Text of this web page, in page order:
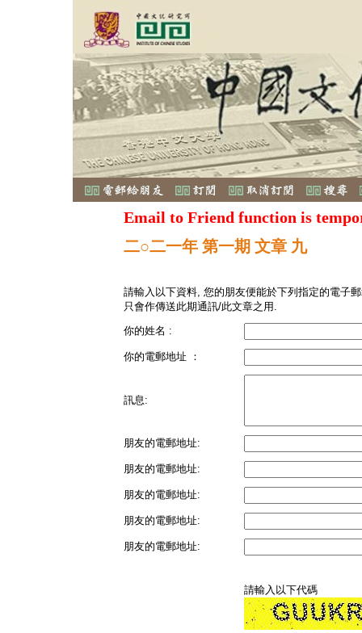
Email to Friend function is
二○二一年 第一期 文章 九
請輸入以下資料, 您的朋友便能於下列指定的電子
只會作傳送此期通訊/此文章之用.
你的姓名 :
你的電郵地址 ：
訊息:
朋友的電郵地址:
朋友的電郵地址:
朋友的電郵地址:
朋友的電郵地址:
朋友的電郵地址:
請輸入以下代碼